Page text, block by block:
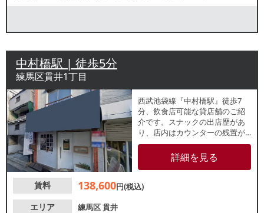
中村橋駅 | 徒歩5分
練馬区貫井1丁目
西武池袋線『中村橋駅』徒歩7
分、飲食店可能な貸店舗のご紹
介です。スナックの出店歴があ
り、店内はカウンターの残置が
ございます。地域に根差した新
旧様々な店舗が立ち並ぶ「貫井
中央商店会」内の物件で、近隣
店です。
詳細を見る
賃料 138,600円(税込)
エリア
練馬区貫井